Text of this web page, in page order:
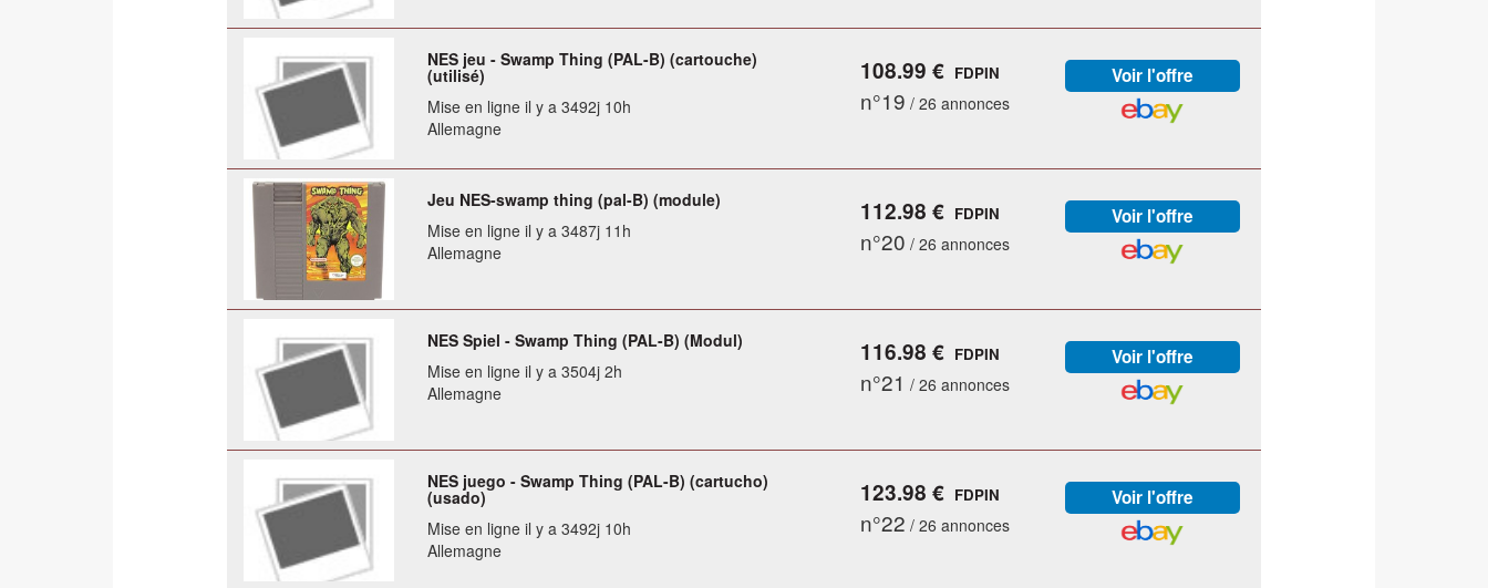
NES jeu - Swamp Thing (PAL-B) (cartouche)
(utilisé)
Mise en ligne il y a 3492j 10h
Allemagne
108.99 € FDPIN
n°19 / 26 annonces
Jeu NES-swamp thing (pal-B) (module)
Mise en ligne il y a 3487j 11h
Allemagne
112.98 € FDPIN
n°20 / 26 annonces
NES Spiel - Swamp Thing (PAL-B) (Modul)
Mise en ligne il y a 3504j 2h
Allemagne
116.98 € FDPIN
n°21 / 26 annonces
NES juego - Swamp Thing (PAL-B) (cartucho)
(usado)
Mise en ligne il y a 3492j 10h
Allemagne
123.98 € FDPIN
n°22 / 26 annonces